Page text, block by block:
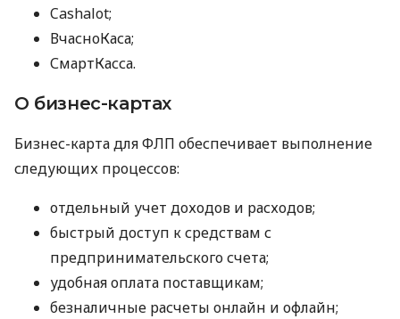
Cashalot;
ВчасноКаса;
СмартКасса.
О бизнес-картах
Бизнес-карта для ФЛП обеспечивает выполнение
следующих процессов:
отдельный учет доходов и расходов;
быстрый доступ к средствам с
предпринимательского счета;
удобная оплата поставщикам;
безналичные расчеты онлайн и офлайн;